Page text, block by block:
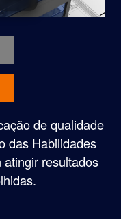
de qualidade
das Habilidades
resultados